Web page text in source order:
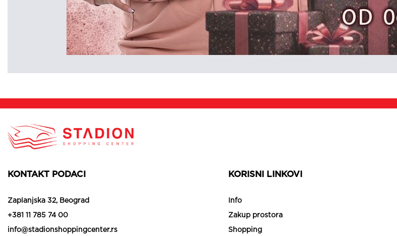
KONTAKT PODACI
Zaplanjska 32, Beograd
+381 11 785 74 00
info@stadionshoppingcenter.rs
KORISNI LINKOVI
Info
Zakup prostora
Shopping